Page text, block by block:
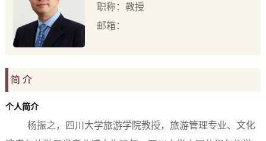
职称：教授
邮箱：
简 介
个人简介
杨振之，四川大学旅游学院教授，旅游管理专业、文化